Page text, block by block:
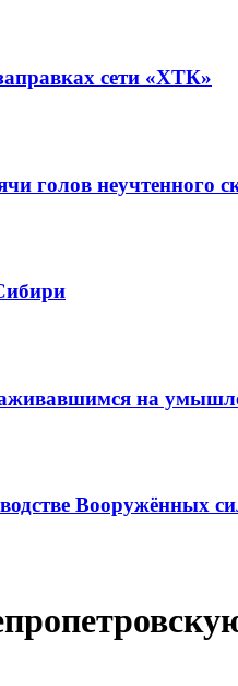
сети «ХТК»
голов неучтенного
на
Вооружённых